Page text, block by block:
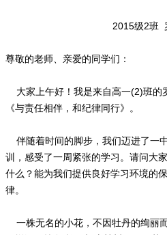
2015级2班
尊敬的老师、亲爱的同学们：
大家上午好！我是来自高一(2)班的
《与责任相伴，和纪律同行》。
伴随着时间的脚步，我们迈进了一
训，感受了一周紧张的学习。请问大
什么？能为我们提供良好学习环境的
律。
一株无名的小花，不因牡丹的绚丽